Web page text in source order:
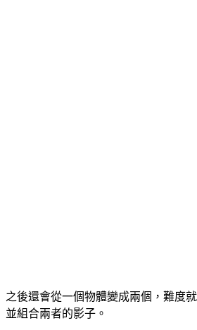
之後還會從一個物體變成兩個，難度
並組合兩者的影子。